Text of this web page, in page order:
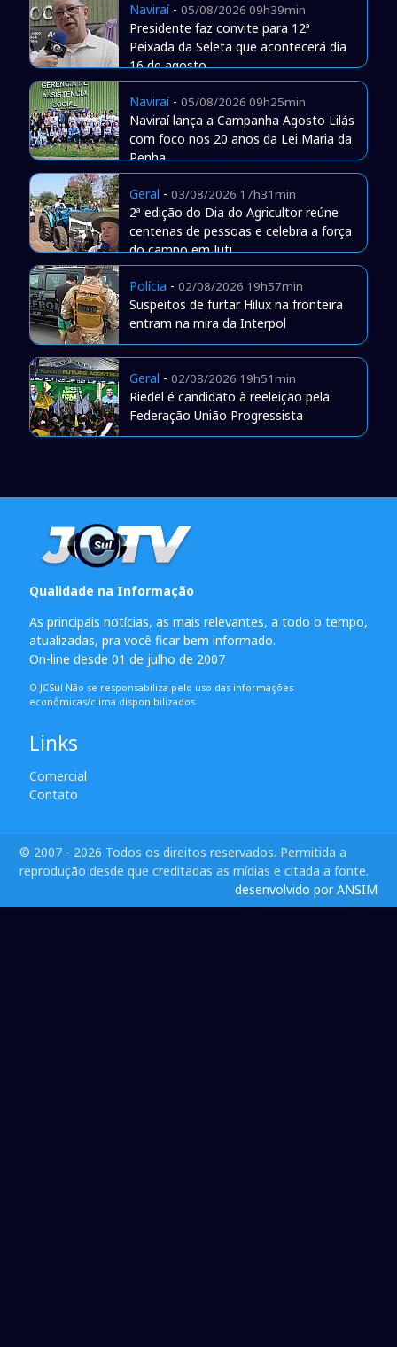
Naviraí- 05/08/2026 09h39min
Presidente faz convite para 12ª
Peixada da Seleta que acontecerá dia
16 de agosto
Naviraí- 05/08/2026 09h25min
Naviraí lança a Campanha Agosto Lilás
com foco nos 20 anos da Lei Maria da
Penha
Geral - 03/08/2026 17h31min
2ª edição do Dia do Agricultor reúne
centenas de pessoas e celebra a força
do campo em Juti
Polícia - 02/08/2026 19h57min
Suspeitos de furtar Hilux na fronteira
entram na mira da Interpol
Geral - 02/08/2026 19h51min
Riedel é candidato à reeleição pela
Federação União Progressista
Qualidade na Informação
As principais notícias, as mais relevantes, a todo o tempo,
atualizadas, pra você ficar bem informado.
On-line desde 01 de julho de 2007
O JCSul Não se responsabiliza pelo uso das informações
econômicas/clima disponibilizados.
Links
Comercial
Contato
© 2007 - 2026 Todos os direitos reservados. Permitida a
reprodução desde que creditadas as mídias e citada a fonte.
desenvolvido por ANSIM